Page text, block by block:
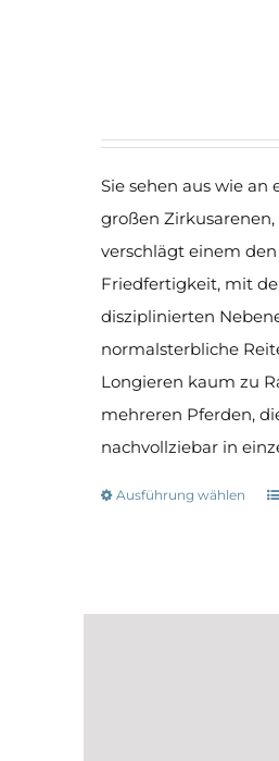
Sie sehen aus wie
großen
verschlägt einem
Friedfertigkeit, mit
disziplinierten
normalsterbliche
Longieren kaum zu
mehreren Pferden,
nachvollziebar in
Ausführung wählen